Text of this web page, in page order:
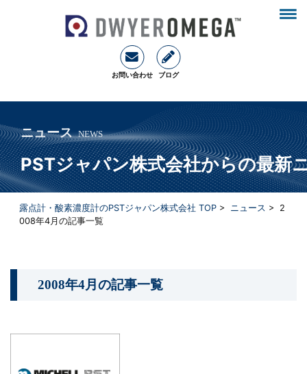
お問い合わせ ブログ
ニュース NEWS
PSTジャパン株式会社からの最新
露点計・酸素濃度計のPSTジャパン株式会社 TOP> ニュース > 2
008年4月 の記事一覧
2008年4月 の記事一覧